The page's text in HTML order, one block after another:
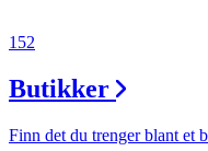
Ledige stillinger
Magasin
152
Butikker
Finn det du trenger blant et